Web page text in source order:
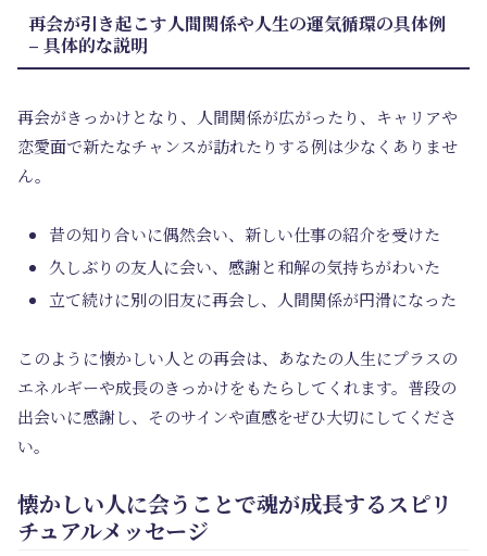
再会が引き起こす人間関係や人生の運気循環の具体例
– 具体的な説明
再会がきっかけとなり、人間関係が広がったり、キャリアや
恋愛面で新たなチャンスが訪れたりする例は少なくありませ
ん。
昔の知り合いに偶然会い、新しい仕事の紹介を受けた
久しぶりの友人に会い、感謝と和解の気持ちがわいた
立て続けに別の旧友に再会し、人間関係が円滑になった
このように懐かしい人との再会は、あなたの人生にプラスの
エネルギーや成長のきっかけをもたらしてくれます。普段の
出会いに感謝し、そのサインや直感をぜひ大切にしてくださ
い。
懐かしい人に会うことで魂が成長するスピリ
チュアルメッセージ